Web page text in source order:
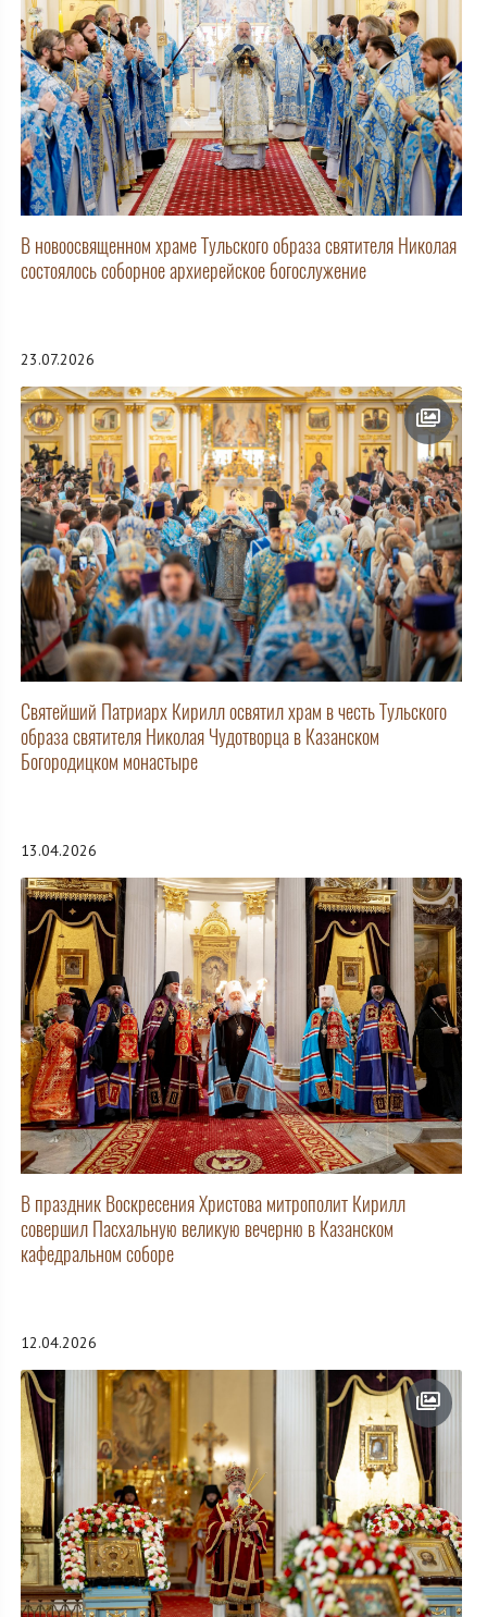
В новоосвященном храме Тульского образа святителя Николая
состоялось соборное архиерейское богослужение
23.07.2026
Святейший Патриарх Кирилл освятил храм в честь Тульского
образа святителя Николая Чудотворца в Казанском
Богородицком монастыре
13.04.2026
В праздник Воскресения Христова митрополит Кирилл
совершил Пасхальную великую вечерню в Казанском
кафедральном соборе
12.04.2026